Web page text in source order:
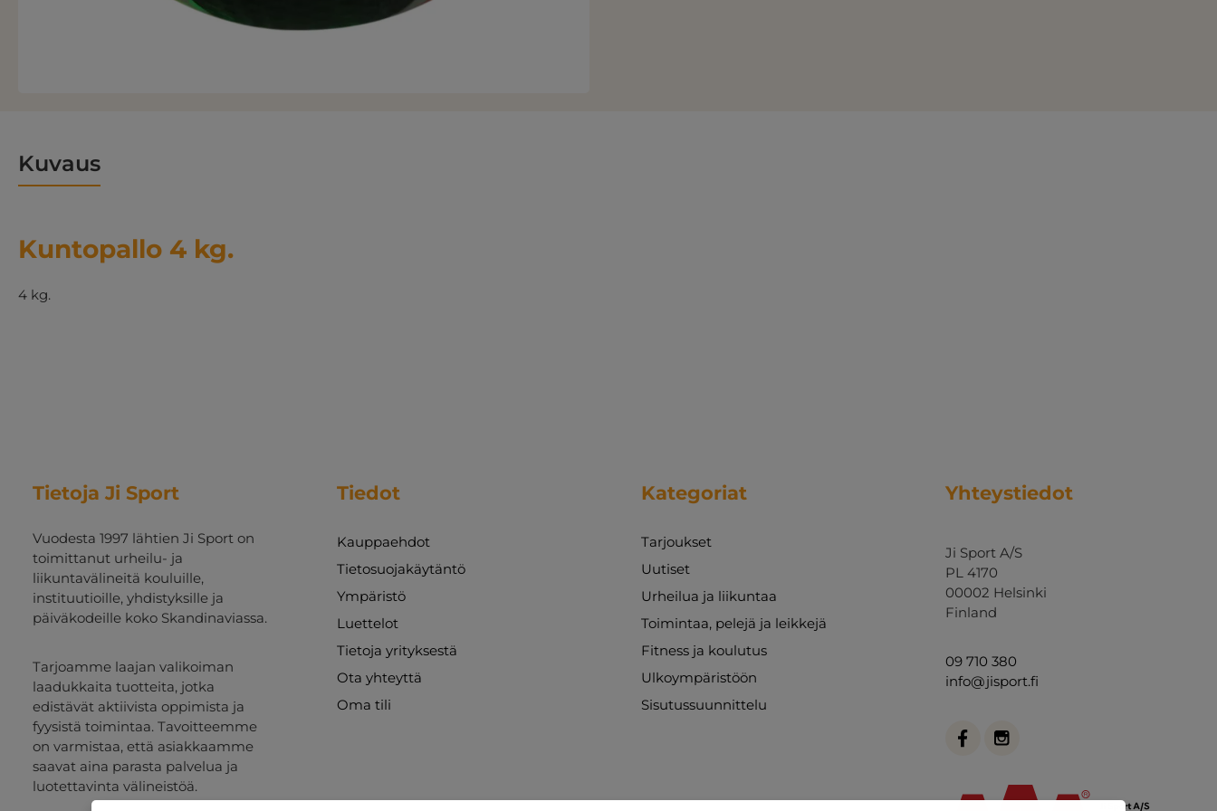
Kuvaus
Kuntopallo 4 kg.
4 kg.
Tietoja Ji Sport
Vuodesta 1997 lähtien Ji Sport on
toimittanut urheilu- ja
liikuntavälineitä kouluille,
instituutioille, yhdistyksille ja
päiväkodeille koko Skandinaviassa.
Tarjoamme laajan valikoiman
laadukkaita tuotteita, jotka
edistävät aktiivista oppimista ja
fyysistä toimintaa. Tavoitteemme
on varmistaa, että asiakkaamme
saavat aina parasta palvelua ja
luotettavinta välineistöä.
Tiedot
Kauppaehdot
Tietosuojakäytäntö
Ympäristö
Luettelot
Tietoja yrityksestä
Ota yhteyttä
Oma tili
Kategoriat
Tarjoukset
Uutiset
Urheilua ja liikuntaa
Toimintaa, pelejä ja leikkejä
Fitness ja koulutus
Ulkoympäristöön
Sisutussuunnittelu
Yhteystiedot
Ji Sport A/S
PL 4170
00002 Helsinki
Finland
09 710 380
info@jisport.fi